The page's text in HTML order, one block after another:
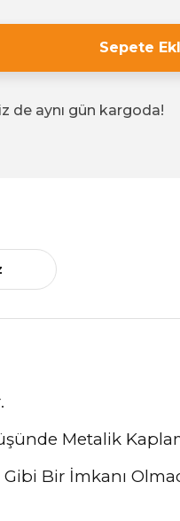
Sepete
de aynı gün kargoda!
Metalik
Bir İmkanı